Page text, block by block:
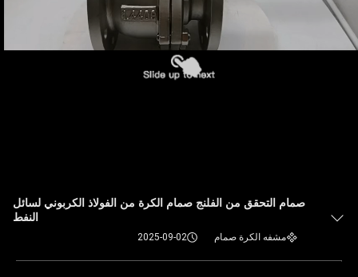
صمام التحقق من الفلنج صمام الكرة من الفولاذ الكربوني لسائل
النفط
مشفه الكرة صمام 2025-09-02